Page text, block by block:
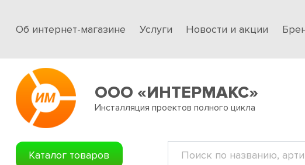
Об интернет-магазине Услуги Новости и акции
ООО «ИНТЕРМАКС»
Инсталляция проектов полного цикла
Каталог товаров